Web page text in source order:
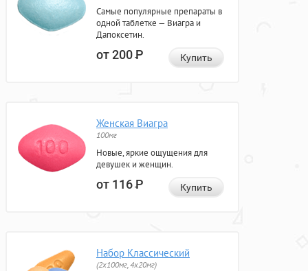
Самые популярные препараты в
одной таблетке — Виагра и
Дапоксетин.
от 200Р Купить
Женская Виагра
100мг
Новые, яркие ощущения для
девушек и женщин.
от 116Р Купить
Набор Классический
(2x100мг, 4x20мг)